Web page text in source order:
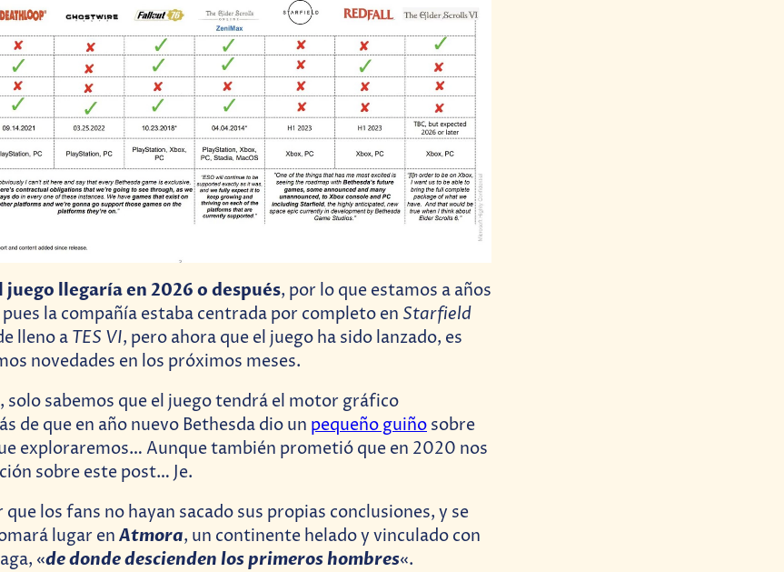
juego llegaría en 2026 o después, por lo que estamos a años
la compañía estaba centrada por completo en Starfield
lleno a TES VI, pero ahora que el juego ha sido lanzado, es
novedades en los próximos meses.
solo sabemos que el juego tendrá el motor gráfico
de que en año nuevo Bethesda dio un pequeño guiño sobre
exploraremos… Aunque también prometió que en 2020 nos
sobre este post… Je.
que los fans no hayan sacado sus propias conclusiones, y se
lugar en Atmora, un continente helado y vinculado con
«de donde descienden los primeros hombres«.